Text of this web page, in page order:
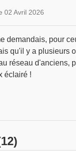
02 Avril 2026
demandais, pour
qu'il y a plusieurs
réseau d'anciens,
éclairé !